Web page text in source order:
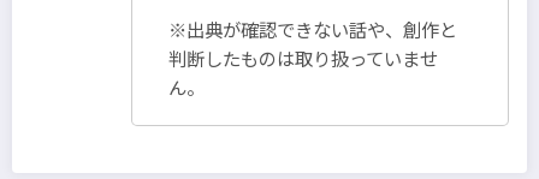
※出典が確認できない話や、創作と
判断したものは取り扱っていませ
ん。